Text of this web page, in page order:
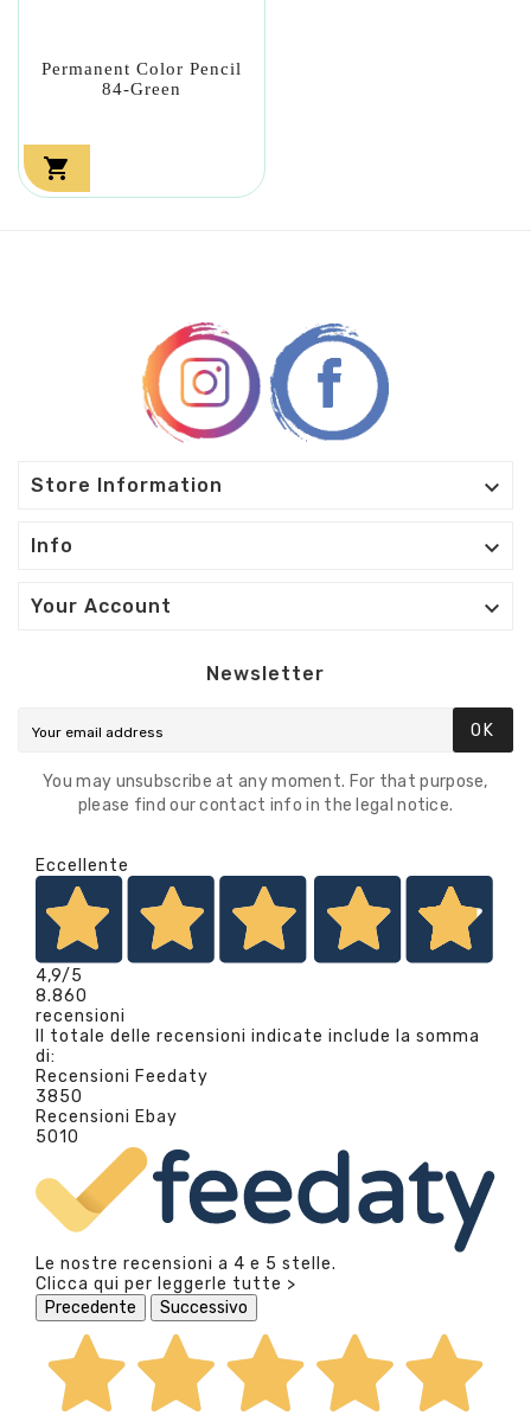
Permanent Color Pencil
84-Green

Store Information 
Info 
Your Account 
Newsletter
OK
You may unsubscribe at any moment. For that purpose,
please find our contact info in the legal notice.
Eccellente
4,9/5
8.860
recensioni
Il totale delle recensioni indicate include la somma
di:
Recensioni Feedaty
3850
Recensioni Ebay
5010
Le nostre recensioni a 4 e 5 stelle.
Clicca qui per leggerle tutte >
Precedente
Successivo